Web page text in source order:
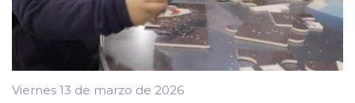
Viernes 13 de marzo de 2026